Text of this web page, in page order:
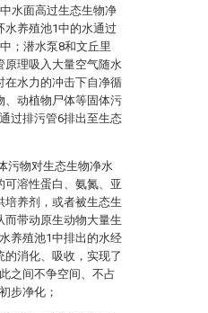
水面高过生态生物净
水养殖池1中的水通过
；潜水泵8和文丘里
原理吸入大量空气随水
在水力的冲击下自净循
、动植物尸体等固体污
过排污管6排出至生态
污物对生态生物净水
可溶性蛋白、氨氮、亚
培养剂，或者被生态生
而带动原生动物大量生
养殖池1中排出的水经
消化、吸收，实现了
之间不争空间、不占
步净化；